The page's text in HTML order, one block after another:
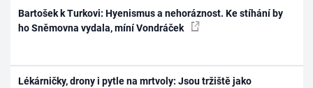
Bartošek k Turkovi: Hyenismus a nehoráznost. Ke stíhání by
ho Sněmovna vydala, míní Vondráček
Lékárničky, drony i pytle na mrtvoly: Jsou tržiště jako